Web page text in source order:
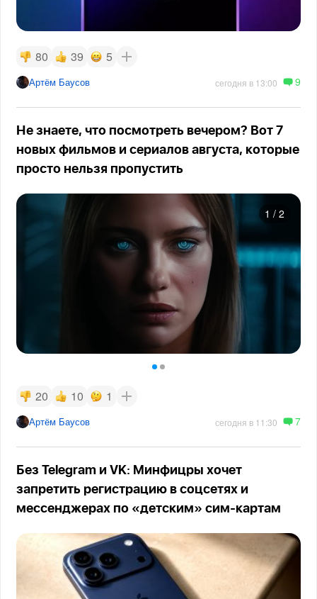
80 39 5
Артём Баусов сегодня в 13:00 9
Не знаете, что посмотреть вечером? Вот 7
новых фильмов и сериалов августа, которые
просто нельзя пропустить
1 / 2
20 10 1
Артём Баусов сегодня в 11:30 7
Без Telegram и VK: Минфицры хочет
запретить регистрацию в соцсетях и
мессенджерах по «детским» сим-картам